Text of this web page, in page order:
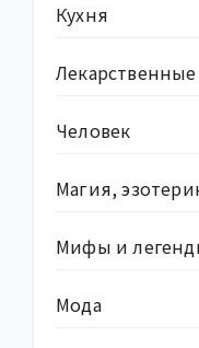
Кухня
Лекарственные
Человек
Магия,
Мифы и
Мода